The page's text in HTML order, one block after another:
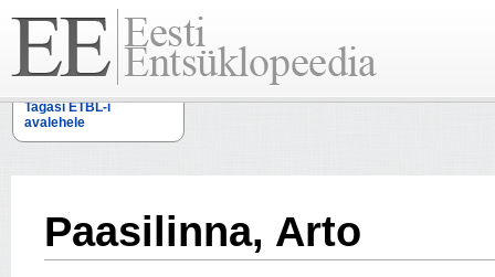
Tagasi ETBL-i
avalehele
Paasilinna, Arto